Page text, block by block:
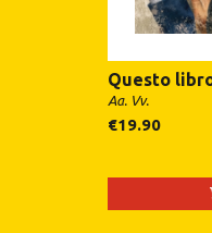
Questo
Aa. Vv.
€19.90